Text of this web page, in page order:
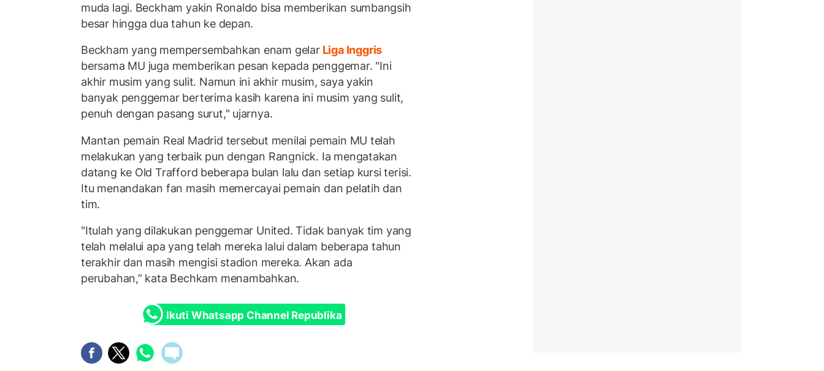
muda lagi. Beckham yakin Ronaldo bisa memberikan sumbangsih
besar hingga dua tahun ke depan.
Beckham yang mempersembahkan enam gelarLiga Inggris
bersama MU juga memberikan pesan kepada penggemar. "Ini
akhir musim yang sulit. Namun ini akhir musim, saya yakin
banyak penggemar berterima kasih karena ini musim yang sulit,
penuh dengan pasang surut," ujarnya.
Mantan pemain Real Madrid tersebut menilai pemain MU telah
melakukan yang terbaik pun dengan Rangnick. Ia mengatakan
datang ke Old Trafford beberapa bulan lalu dan setiap kursi terisi.
Itu menandakan fan masih memercayai pemain dan pelatih dan
tim.
"Itulah yang dilakukan penggemar United. Tidak banyak tim yang
telah melalui apa yang telah mereka lalui dalam beberapa tahun
terakhir dan masih mengisi stadion mereka. Akan ada
perubahan,” kata Bechkam menambahkan.
Ikuti Whatsapp Channel Republika